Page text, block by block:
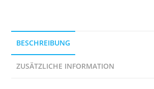
BESCHREIBUNG
ZUSÄTZLICHE INFORMATION